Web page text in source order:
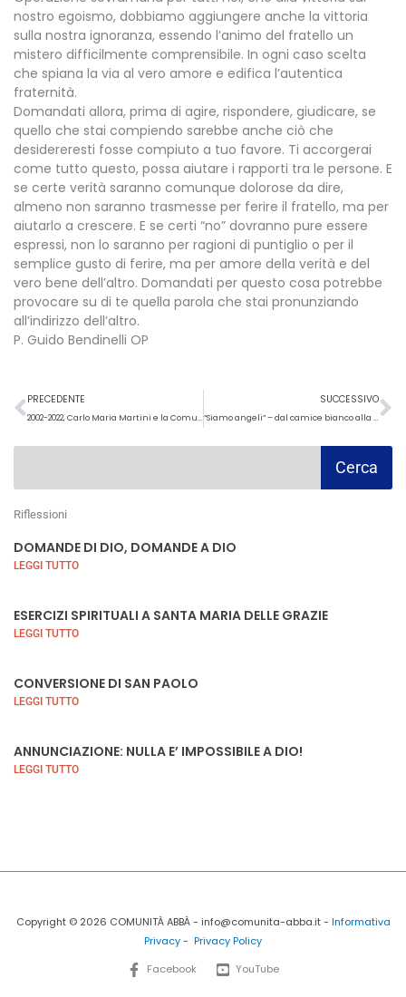
nostro egoismo, dobbiamo aggiungere anche la vittoria
sulla nostra ignoranza, essendo l’animo del fratello un
mistero difficilmente comprensibile. In ogni caso scelta
che spiana la via al vero amore e edifica l’autentica
fraternità.
Domandati allora, prima di agire, rispondere, giudicare, se
quello che stai compiendo sarebbe anche ciò che
desidereresti fosse compiuto a tuo favore. Ti accorgerai
come tutto questo, possa aiutare i rapporti tra le persone. E
se certe verità saranno comunque dolorose da dire,
almeno non saranno trasmesse per ferire il fratello, ma per
aiutarlo a crescere. E se certi “no” dovranno pure essere
espressi, non lo saranno per ragioni di puntiglio o per il
semplice gusto di ferire, ma per amore della verità e del
vero bene dell’altro. Domandati per questo cosa potrebbe
provocare su di te quella parola che stai pronunziando
all’indirizzo dell’altro.
P. Guido Bendinelli OP
Precedente
PRECEDENTE
2002-2022, Carlo Maria Martini e la Comunità Abbà
SUCCESSIVO
“Siamo angeli” – dal camice bianco alla sla: testimonianza di un incontro con Dio
Cerca
Riflessioni
DOMANDE DI DIO, DOMANDE A DIO
LEGGI TUTTO
ESERCIZI SPIRITUALI A SANTA MARIA DELLE GRAZIE
LEGGI TUTTO
CONVERSIONE DI SAN PAOLO
LEGGI TUTTO
ANNUNCIAZIONE: NULLA E’ IMPOSSIBILE A DIO!
LEGGI TUTTO
Copyright © 2026 COMUNITÀ ABBÀ - info@comunita-abba.it - Informativa
Privacy - Privacy Policy
Facebook YouTube